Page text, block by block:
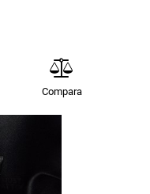
Compara